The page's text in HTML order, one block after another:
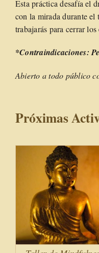
Esta práctica desafía el
con la mirada durante
trabajarás para cerrar
*Contraindicaciones:
Abierto a todo público
Próximas